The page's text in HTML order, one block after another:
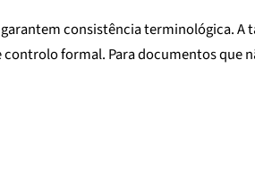
consistência terminológica. A
controlo formal. Para documentos que